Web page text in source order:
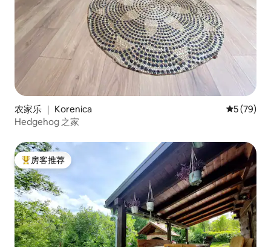
农家乐 ｜ Korenica 平均评分
5 (79)
Hedgehog 之家
热门「房客推荐」
房客推荐